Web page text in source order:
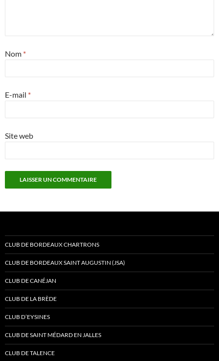
Nom *
E-mail *
Site web
CLUB DE BORDEAUX CHARTRONS
CLUB DE BORDEAUX SAINT AUGUSTIN (JSA)
CLUB DE CANÉJAN
CLUB DE LA BRÈDE
CLUB D’EYSINES
CLUB DE SAINT MÉDARD EN JALLES
CLUB DE TALENCE